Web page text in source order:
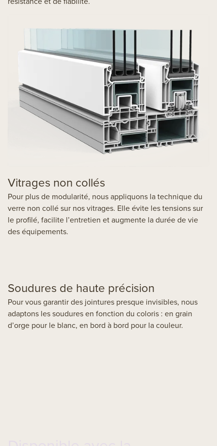
Vitrages non collés
Pour plus de modularité, nous appliquons la technique du
verre non collé sur nos vitrages. Elle évite les tensions sur
le profilé, facilite l’entretien et augmente la durée de vie
des équipements.
Soudures de haute précision
Pour vous garantir des jointures presque invisibles, nous
adaptons les soudures en fonction du coloris : en grain
d’orge pour le blanc, en bord à bord pour la couleur.